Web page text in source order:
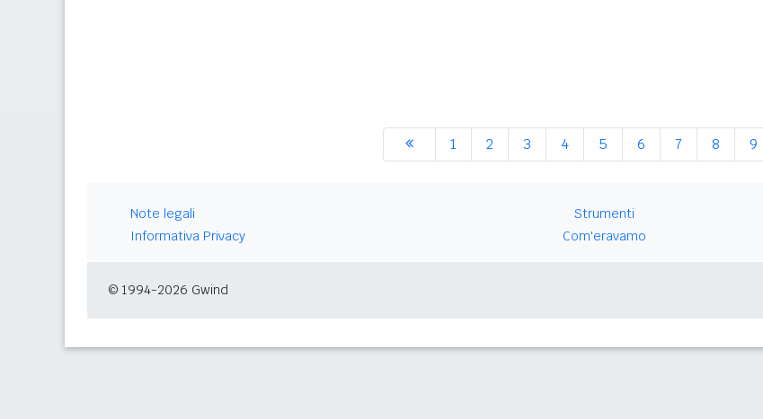
1 2 3 4 5 6 7 8 9
Note legali
Informativa Privacy
Strumenti
Com'eravamo
© 1994-2026 Gwind